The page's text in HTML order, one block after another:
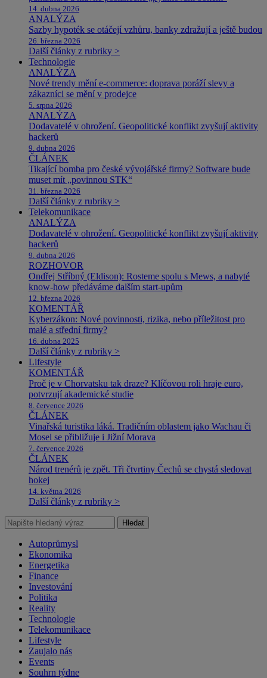
14. dubna 2026
ANALÝZA
Sazby hypoték se otáčejí vzhůru, banky zdražují a ještě budou
26. března 2026
Další články z rubriky >
Technologie
ANALÝZA
Nové trendy mění e-commerce: doprava poráží slevy a
zákazníci se mění v prodejce
5. srpna 2026
ANALÝZA
Dodavatelé v ohrožení. Geopolitické konflikt zvyšují aktivity
hackerů
9. dubna 2026
ČLÁNEK
Tikající bomba pro české vývojářské firmy? Software bude
muset mít „povinnou STK“
31. března 2026
Další články z rubriky >
Telekomunikace
ANALÝZA
Dodavatelé v ohrožení. Geopolitické konflikt zvyšují aktivity
hackerů
9. dubna 2026
ROZHOVOR
Ondřej Stříbný (Eldison): Rosteme spolu s Mews, a nabyté
know-how předáváme dalším start-upům
12. března 2026
KOMENTÁŘ
Kyberzákon: Nové povinnosti, rizika, nebo příležitost pro
malé a střední firmy?
16. dubna 2025
Další články z rubriky >
Lifestyle
KOMENTÁŘ
Proč je v Chorvatsku tak draze? Klíčovou roli hraje euro,
potvrzují akademické studie
8. července 2026
ČLÁNEK
Vinařská turistika láká. Tradičním oblastem jako Wachau či
Mosel se přibližuje i Jižní Morava
7. července 2026
ČLÁNEK
Národ trenérů je zpět. Tři čtvrtiny Čechů se chystá sledovat
hokej
14. května 2026
Další články z rubriky >
Hledat
Autoprůmysl
Ekonomika
Energetika
Finance
Investování
Politika
Reality
Technologie
Telekomunikace
Lifestyle
Zaujalo nás
Events
Souhrn týdne